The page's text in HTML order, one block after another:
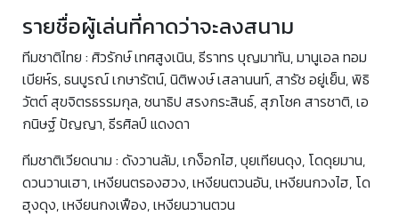
รายชื่อผู้เล่นที่คาดว่าจะลงสนาม
ทีมชาติไทย : ศิวรักษ์ เทศสูงเนิน, ธีราทร บุญมาทัน, มานูเอล ทอม
เบียห์ร, ธนบูรณ์ เกษารัตน์, นิติพงษ์ เสลานนท์, สารัช อยู่เย็น, พิธิ
วัตต์ สุขจิตรธรรมกุล, ชนาธิป สรงกระสินธ์, สุภโชค สารชาติ, เอ
กนิษฐ์ ปัญญา, ธีรศิลป์ แดงดา
ทีมชาติเวียดนาม : ดังวานลัม, เกง็อกไฮ, บุยเทียนดุง, โดดุยมาน,
ดวนวานเฮา, เหงียนตรองฮวง, เหงียนตวนอัน, เหงียนกวงไฮ, โด
ฮุงดุง, เหงียนกงเฟือง, เหงียนวานตวน